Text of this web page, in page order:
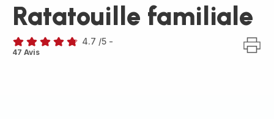
Ratatouille familiale
ratings.4.7
4.7 /5 -
47 Avis